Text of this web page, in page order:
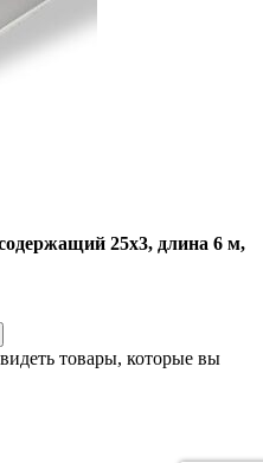
25х3, длина 6 м,
товары, которые вы